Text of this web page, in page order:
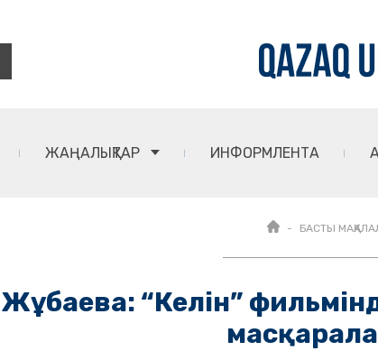
ЖАҢАЛЫҚТАР ИНФОРМЛЕНТА
БАСТЫ
“Келін”